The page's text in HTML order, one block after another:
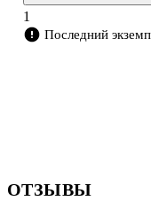
-almost otherwordly--
the dange
1
Последний
ОТЗЫВЫ